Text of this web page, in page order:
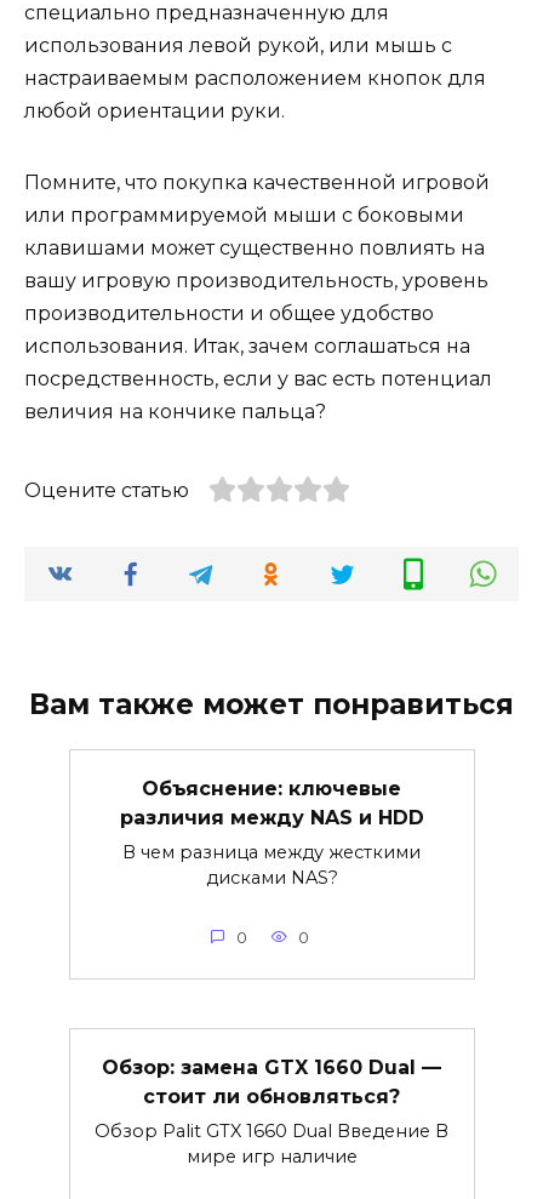
специально предназначенную для
использования левой рукой, или мышь с
настраиваемым расположением кнопок для
любой ориентации руки.
Помните, что покупка качественной игровой
или программируемой мыши с боковыми
клавишами может существенно повлиять на
вашу игровую производительность, уровень
производительности и общее удобство
использования. Итак, зачем соглашаться на
посредственность, если у вас есть потенциал
величия на кончике пальца?
Оцените статью
Вам также может понравиться
Объяснение: ключевые
различия между NAS и HDD
В чем разница между жесткими
дисками NAS?
0 0
Обзор: замена GTX 1660 Dual —
стоит ли обновляться?
Обзор Palit GTX 1660 Dual Введение В
мире игр наличие